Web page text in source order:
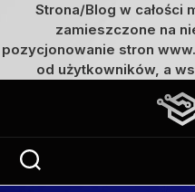
Strona/Blog w całości
zamieszczone na
pozycjonowanie stron
od użytkowników, a